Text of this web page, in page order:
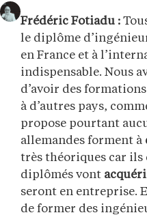
Frédéric Fotiadu :
le diplôme
en France et à
indispensable. Nous
d’avoir des
à d’autres pays,
propose pourtant
allemandes forment à
très théoriques car ils
diplômés vont
seront en entreprise.
de former des